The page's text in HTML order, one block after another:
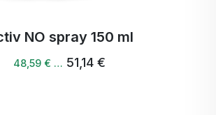
NO spray 150 ml
48,59 € … 51,14 €